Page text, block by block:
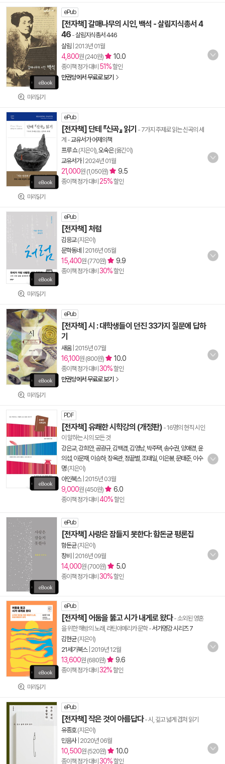
미리읽기
ePub
[전자책] 갈매나무의 시인, 백석 - 살림지식총서 4
46 -살림지식총서 446
살림 2013년 01월
4,800원 (240원) 10.0
종이책 정가 대비 51%할인
만권당에서 무료로 보기
미리읽기
ePub
[전자책] 단테 『신곡』 읽기 - 7가지 주제로 읽는 신곡의 세
계 -교유서가 어제의책
프루 쇼(지은이), 오숙은(옮긴이)
교유서가| 2024년 01월
21,000원 (1,050원) 9.5
종이책 정가 대비 25%할인
미리읽기
ePub
[전자책] 처럼
김응교(지은이)
문학동네
2016년 05월
15,400원 (770원) 9.9
종이책 정가 대비 30%할인
미리읽기
ePub
[전자책] 시 : 대학생들이 던진 33가지 질문에 답하
기
새움| 2015년 07월
16,100원 (800원) 10.0
종이책 정가 대비 30%할인
만권당에서 무료로 보기
PDF
[전자책] 유쾌한 시학강의 (개정판) - 16명의 현직 시인
이 말하는 시의 모든 것
강은교, 강희안,공광규, 김백겸 김영남, 박주택 송수권 양애경 윤
의섭, 이문재 이승하,장옥관, 정끝별 조태일 이은봉, 문태준, 이수
명(지은이)
아인북스| 2015년 03월
9,000원 (450원) 6.0
종이책 정가 대비 40%할인
ePub
[전자책] 사랑은 잠들지 못한다: 함돈균 평론집
함돈균(지은이)
창비
2016년 09월
14,000원 (700원) 5.0
종이책 정가 대비 30%할인
미리읽기
ePub
[전자책] 어둠을 뚫고 시가 내게로 왔다- 소외된 영혼
을 위한 해방의 노래, 라틴아메리카 문학-서가명강 시리즈 7
김현균(지은이)
21세기북스| 2019년 12월
13,600원 (680원) 9.6
종이책 정가 대비 32%할인
ePub
[전자책] 작은 것이 아름답다- 시, 깊고 넓게 겹쳐 읽기
유종호(지은이)
민음사| 2020년 06월
10,500원 (520원) 10.0
종이책 정가 대비 30%할인